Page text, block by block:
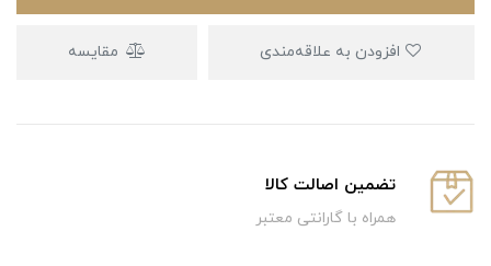
مقایسه
تضمین اصالت کالا
همراه با گارانتی معتبر